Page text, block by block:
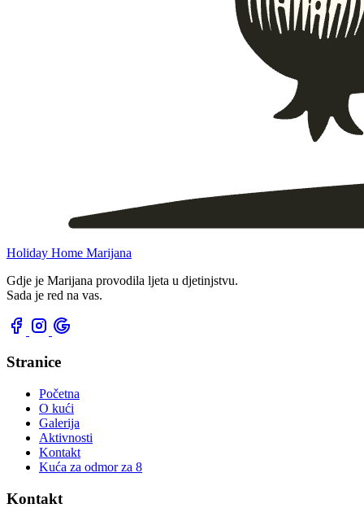
Holiday Home Marijana
Gdje je Marijana provodila ljeta u djetinjstvu.
Sada je red na vas.
Stranice
Početna
O kući
Galerija
Aktivnosti
Kontakt
Kuća za odmor za 8
Kontakt